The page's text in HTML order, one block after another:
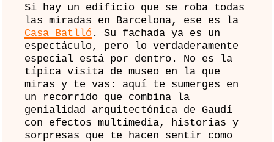
Si hay un edificio que se roba todas
las miradas en Barcelona, ese es la
Casa Batlló . Su fachada ya es un
espectáculo, pero lo verdaderamente
especial está por dentro. No es la
típica visita de museo en la que
miras y te vas: aquí te sumerges en
un recorrido que combina la
genialidad arquitectónica de Gaudí
con efectos multimedia, historias y
sorpresas que te hacen sentir como